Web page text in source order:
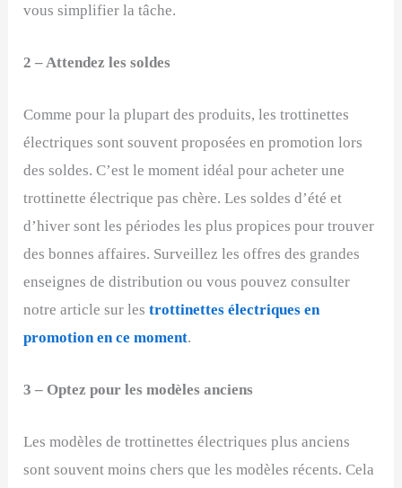
vous simplifier la tâche.
2 – Attendez les soldes
Comme pour la plupart des produits, les trottinettes
électriques sont souvent proposées en promotion lors
des soldes. C’est le moment idéal pour acheter une
trottinette électrique pas chère. Les soldes d’été et
d’hiver sont les périodes les plus propices pour trouver
des bonnes affaires. Surveillez les offres des grandes
enseignes de distribution ou vous pouvez consulter
notre article sur lestrottinettes électriques en
promotion en ce moment.
3 – Optez pour les modèles anciens
Les modèles de trottinettes électriques plus anciens
sont souvent moins chers que les modèles récents. Cela